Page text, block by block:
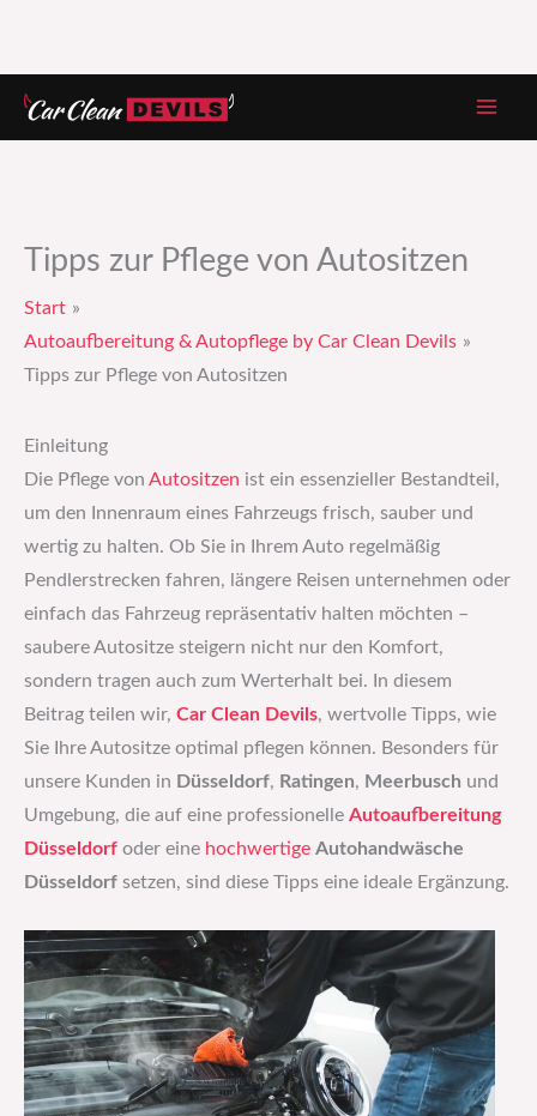
Zum
Inhalt
Tipps zur Pflege von Autositzen
Start
Autoaufbereitung & Autopflege by Car Clean Devils
Tipps zur Pflege von Autositzen
Einleitung
Die Pflege von Autositzen ist ein essenzieller Bestandteil,
um den Innenraum eines Fahrzeugs frisch, sauber und
wertig zu halten. Ob Sie in Ihrem Auto regelmäßig
Pendlerstrecken fahren, längere Reisen unternehmen oder
einfach das Fahrzeug repräsentativ halten möchten –
saubere Autositze steigern nicht nur den Komfort,
sondern tragen auch zum Werterhalt bei. In diesem
Beitrag teilen wir, Car Clean Devils, wertvolle Tipps, wie
Sie Ihre Autositze optimal pflegen können. Besonders für
unsere Kunden in Düsseldorf, Ratingen, Meerbusch und
Umgebung, die auf eine professionelle Autoaufbereitung
Düsseldorf oder eine hochwertige Autohandwäsche
Düsseldorf setzen, sind diese Tipps eine ideale Ergänzung.